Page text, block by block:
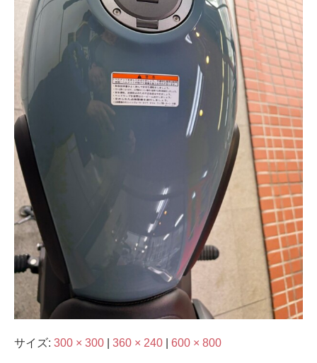
サイズ: 300 × 300 360 × 240 600 × 800